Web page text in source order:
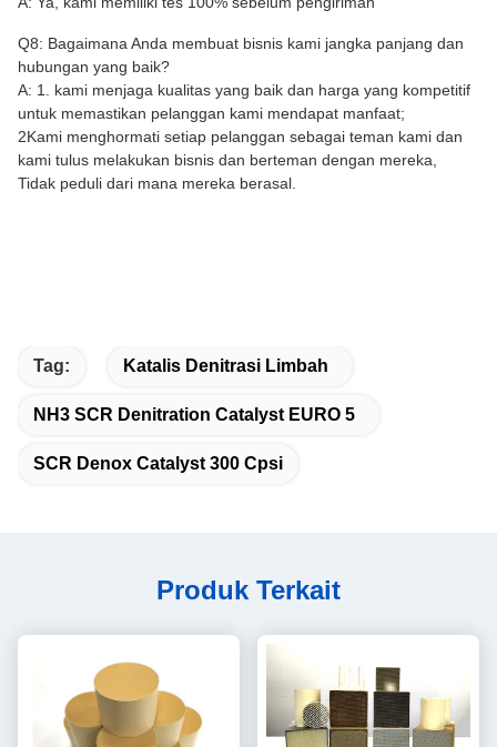
Q8: Bagaimana Anda membuat bisnis kami jangka panjang dan
hubungan yang baik?
A: 1. kami menjaga kualitas yang baik dan harga yang kompetitif
untuk memastikan pelanggan kami mendapat manfaat;
2Kami menghormati setiap pelanggan sebagai teman kami dan
kami tulus melakukan bisnis dan berteman dengan mereka,
Tidak peduli dari mana mereka berasal.
Tag: Katalis Denitrasi Limbah
NH3 SCR Denitration Catalyst EURO 5
SCR Denox Catalyst 300 Cpsi
Produk Terkait